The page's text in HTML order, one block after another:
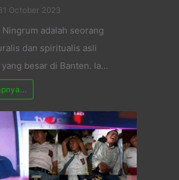
October 2023
Ningrum adalah seorang
dan spiritualis asli
yang besar di Banten. Ia…